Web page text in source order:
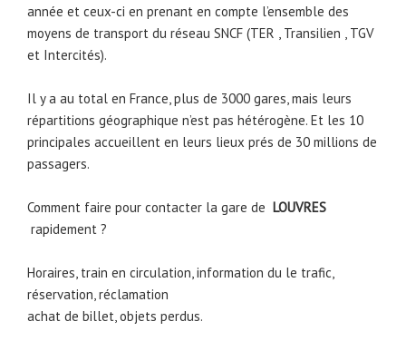
année et ceux-ci en prenant en compte l’ensemble des
moyens de transport du réseau SNCF (TER , Transilien , TGV
et Intercités).
Il y a au total en France, plus de 3000 gares, mais leurs
répartitions géographique n’est pas hétérogène. Et les 10
principales accueillent en leurs lieux prés de 30 millions de
passagers.
Comment faire pour contacter la gare de LOUVRES
rapidement ?
Horaires, train en circulation, information du le trafic,
réservation, réclamation
achat de billet, objets perdus.